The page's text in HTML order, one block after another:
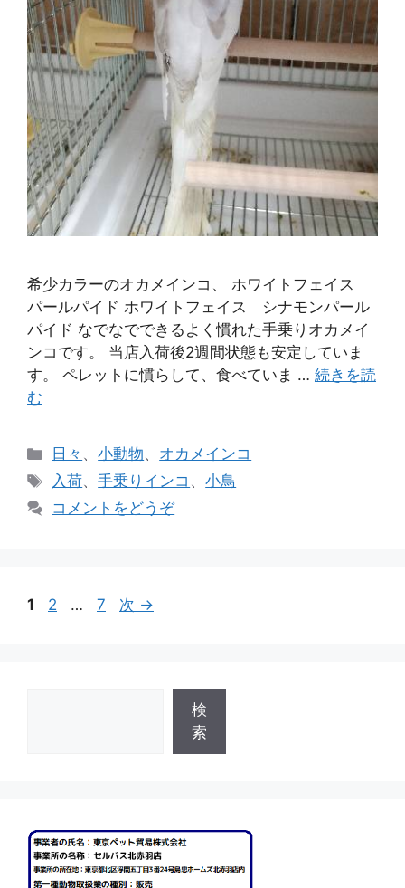
希少カラーのオカメインコ、 ホワイトフェイス
パールパイド ホワイトフェイス シナモンパール
パイド なでなでできるよく慣れた手乗りオカメイ
ンコです。 当店入荷後2週間状態も安定していま
す。 ペレットに慣らして、食べていま … 続きを読
む
カ
テ
リ
日々 、小動物、 オカメインコ
タ
グ
入荷、手乗りインコ 、小鳥
コメントをどうぞ
ペ
1
ペ
2 …
ペ
7 次 →
検
索